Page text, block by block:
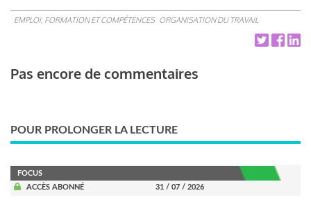
EMPLOI, FORMATION ET COMPÉTENCES ORGANISATION DU TRAVAIL
Pas encore de commentaires
POUR PROLONGER LA LECTURE
FOCUS
ACCÈS ABONNÉ
31 / 07 / 2026